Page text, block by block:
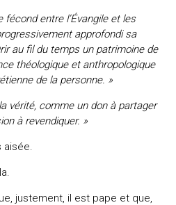
fécond entre l’Évangile et les
approfondi sa
au fil du temps un patrimoine de
théologique et anthropologique
de la personne. »
vérité, comme un don à partager
à revendiquer. »
justement, il est pape et que,